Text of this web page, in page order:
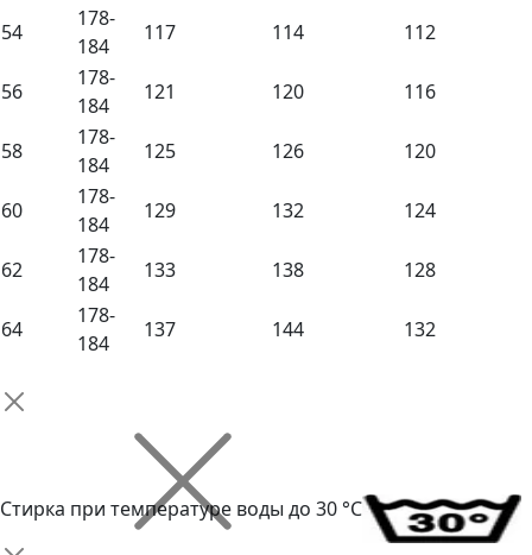
54
178-
184
117 114 112
56
178-
184
121 120 116
58
178-
184
125 126 120
60
178-
184
129 132 124
62
178-
184
133 138 128
64
178-
184
137 144 132
Стирка при температуре воды до 30 °C